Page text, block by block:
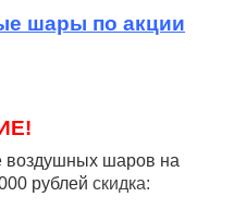
шары по акции
воздушных шаров на
рублей скидка: